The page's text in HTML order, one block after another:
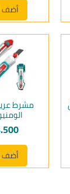
أضف
أضف